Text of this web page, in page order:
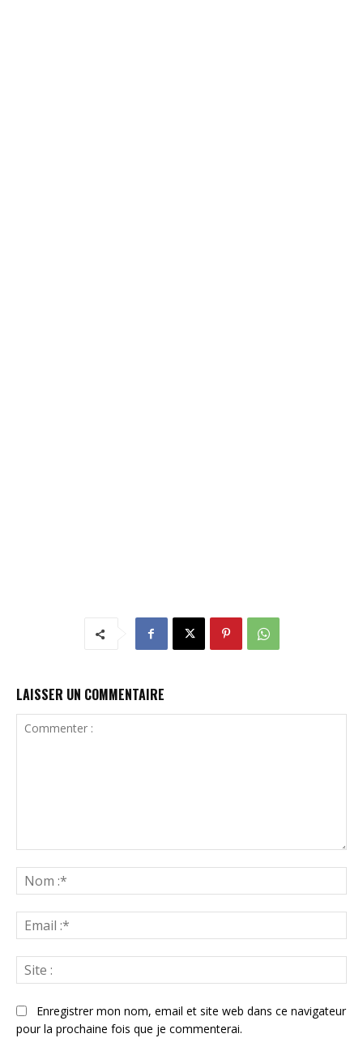
LAISSER UN COMMENTAIRE
:*
:*
:
Enregistrer mon nom, email et site web dans ce navigateur
pour la prochaine fois que je commenterai.